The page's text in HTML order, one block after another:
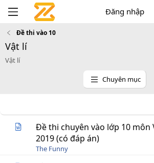
Đăng nhập
Đề thi vào 10
Vật lí
Vật lí
Chuyên mục
Đề thi chuyên vào lớp 10 môn
2019 (có đáp án)
The Funny